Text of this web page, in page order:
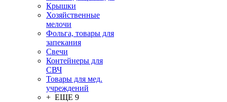
Крышки
Хозяйственные
мелочи
Фольга, товары для
запекания
Свечи
Контейнеры для
СВЧ
Товары для мед.
учреждений
+ ЕЩЕ 9